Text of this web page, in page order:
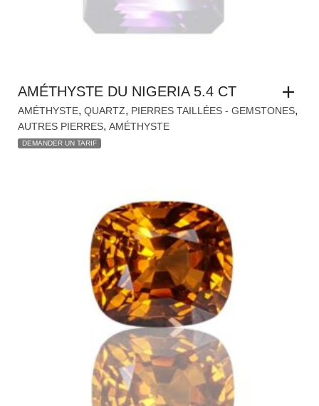
AMÉTHYSTE DU NIGERIA 5.4 CT
AMÉTHYSTE , QUARTZ, PIERRES TAILLÉES - GEMSTONES
AUTRES PIERRES,AMÉTHYSTE
DEMANDER UN TARIF